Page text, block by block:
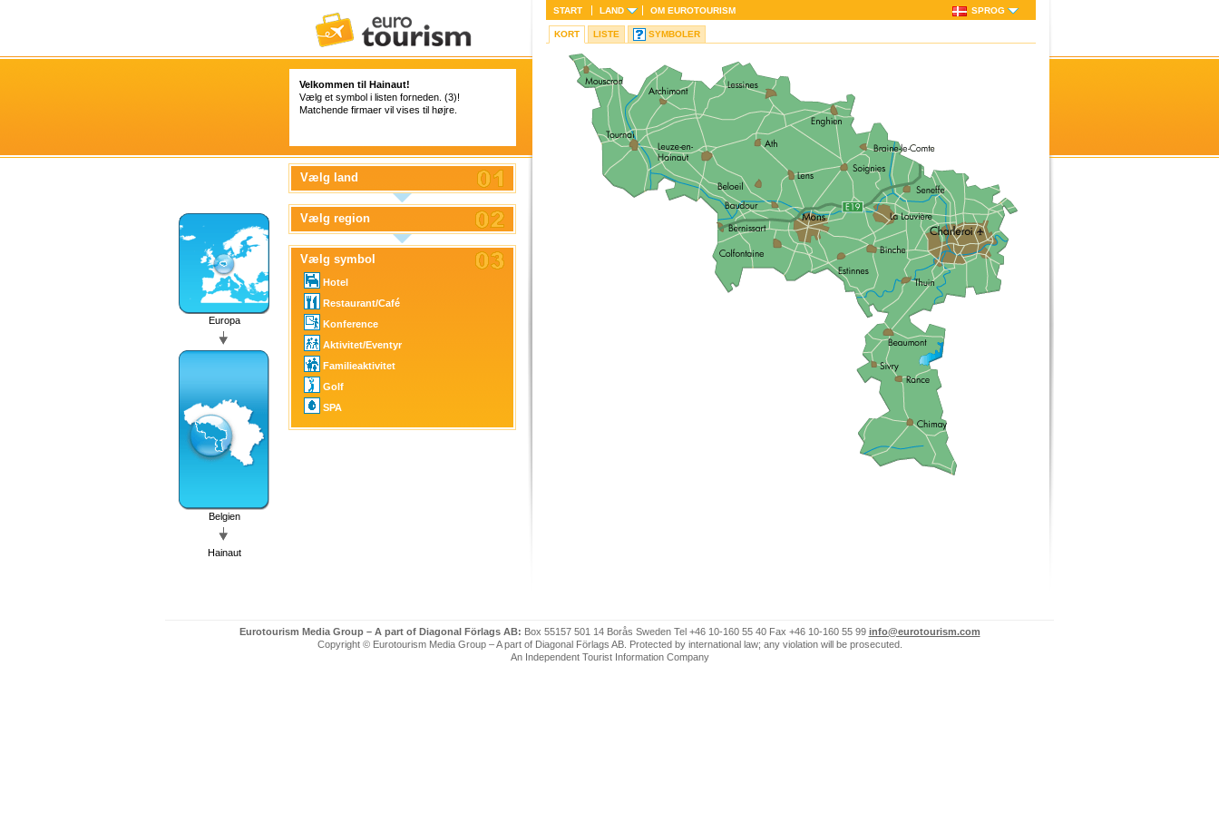
Velkommen til Hainaut!
Vælg et symbol i listen forneden. (3)!
Matchende firmaer vil vises til højre.
Europa
Belgien
Hainaut
Vælg land
Vælg region
Vælg symbol
Hotel
Restaurant/Café
Konference
Aktivitet/Eventyr
Familieaktivitet
Golf
SPA
START LAND OM EUROTOURISM SPROG
KORT LISTE SYMBOLER
Eurotourism Media Group – A part of Diagonal Förlags AB: Box 55157 501 14 Borås Sweden Tel +46 10-160 55 40 Fax +46 10-160 55 99 info@eurotourism.com
Copyright © Eurotourism Media Group – A part of Diagonal Förlags AB. Protected by international law; any violation will be prosecuted.
An Independent Tourist Information Company